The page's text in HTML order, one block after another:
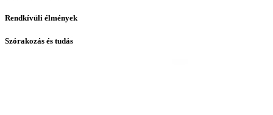
Rendkívüli élmények
Szórakozás és tudás